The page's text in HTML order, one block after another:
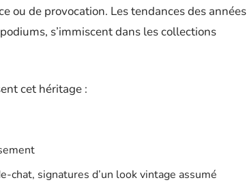
ou de provocation. Les tendances des années
s’immiscent dans les collections
cet héritage :
signatures d’un look vintage assumé